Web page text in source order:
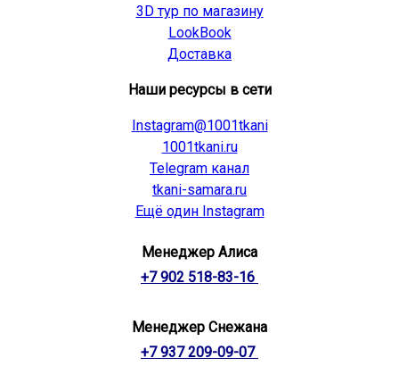
3D тур по магазину
LookBook
Доставка
Наши ресурсы в сети
Instagram@1001tkani
1001tkani.ru
Telegram канал
tkani-samara.ru
Ещё один Instagram
Менеджер Алиса
+7 902 518-83-16
Менеджер Снежана
+7 937 209-09-07